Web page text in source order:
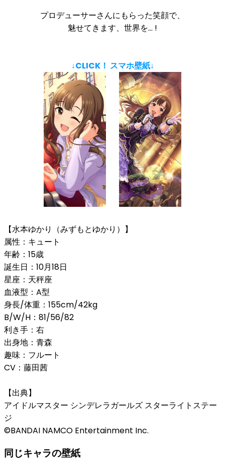
プロデューサーさんにもらった笑顔で、
魅せてきます、世界を… !
↓CLICK！ スマホ壁紙↓
【水本ゆかり（みずもとゆかり）】
属性：キュート
年齢：15歳
誕生日：10月18日
星座：天秤座
血液型：A型
身長/体重：155cm/42kg
B/W/H：81/56/82
利き手：右
出身地：青森
趣味：フルート
CV：藤田茜
【出典】
アイドルマスター シンデレラガールズ スターライトステー
ジ
©BANDAI NAMCO Entertainment Inc.
同じキャラの壁紙